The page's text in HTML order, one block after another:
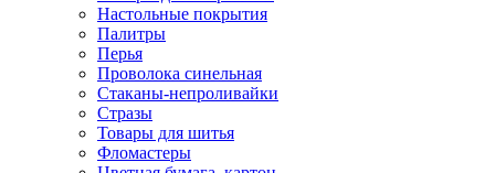
Настольные покрытия
Палитры
Перья
Проволока синельная
Стаканы-непроливайки
Стразы
Товары для шитья
Фломастеры